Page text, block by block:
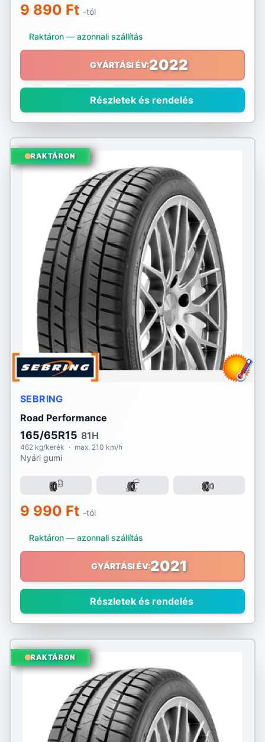
9 890 Ft -tól
Raktáron — azonnali szállítás
GYÁRTÁSI ÉV:2022
Részletek és rendelés
RAKTÁRON
SEBRING
Road Performance
165/65R15 81H
462 kg/kerék · max. 210 km/h
Nyári gumi
9 990 Ft -tól
Raktáron — azonnali szállítás
GYÁRTÁSI ÉV:2021
Részletek és rendelés
RAKTÁRON